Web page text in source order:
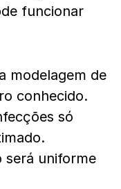
funcionar
modelagem de
conhecido.
só
será uniforme